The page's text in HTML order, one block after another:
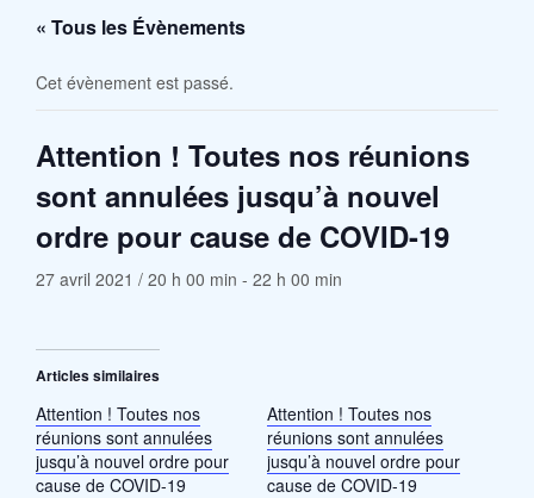
« Tous les Évènements
Cet évènement est passé.
Attention ! Toutes nos réunions
sont annulées jusqu’à nouvel
ordre pour cause de COVID-19
27 avril 2021 / 20 h 00 min - 22 h 00 min
Articles similaires
Attention ! Toutes nos
réunions sont annulées
jusqu’à nouvel ordre pour
cause de COVID-19
Attention ! Toutes nos
réunions sont annulées
jusqu’à nouvel ordre pour
cause de COVID-19